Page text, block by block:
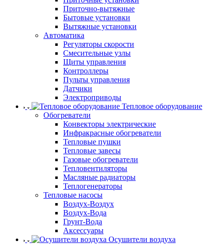
Приточно-вытяжные
Бытовые установки
Вытяжные установки
Автоматика
Регуляторы скорости
Смесительные узлы
Щиты управления
Контроллеры
Пульты управления
Датчики
Электроприводы
Тепловое оборудование
Обогреватели
Конвекторы электрические
Инфракрасные обогреватели
Тепловые пушки
Тепловые завесы
Газовые обогреватели
Тепловентиляторы
Масляные радиаторы
Теплогенераторы
Тепловые насосы
Воздух-Воздух
Воздух-Вода
Грунт-Вода
Аксессуары
Осушители воздуха